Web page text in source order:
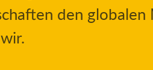
den globalen